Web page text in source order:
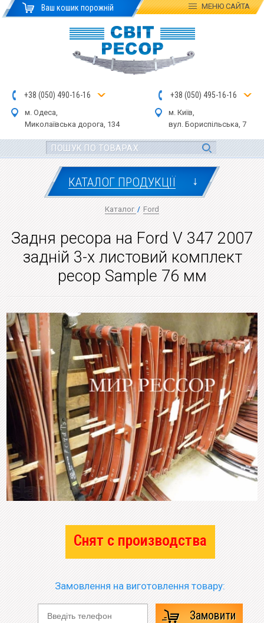
Ваш кошик порожній МЕНЮСАЙТА
+38 (050) 490-16-16
м. Одеса,
Миколаївська дорога, 134
+38 (050) 495-16-16
м. Київ,
вул. Бориспільська, 7
КАТАЛОГ ПРОДУКЦІЇ ↓
Каталог / Ford
Задня ресора на Ford V 347 2007
задній 3-х листовий комплект
ресор Sample 76 мм
Снят с производства
Замовлення на виготовлення товару:
Замовити